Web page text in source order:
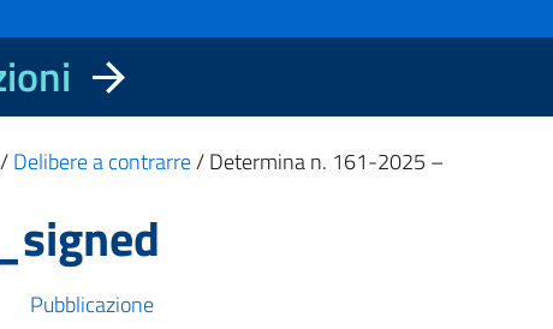
/Delibere a contrarre/Determina n. 161-2025 –
Pubblicazione